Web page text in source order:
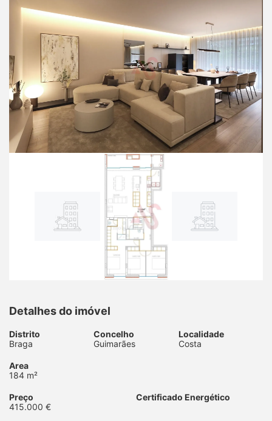
Detalhes do imóvel
Distrito
Braga
Concelho
Guimarães
Localidade
Costa
Area
184 m²
Preço
415.000 €
Certificado Energético